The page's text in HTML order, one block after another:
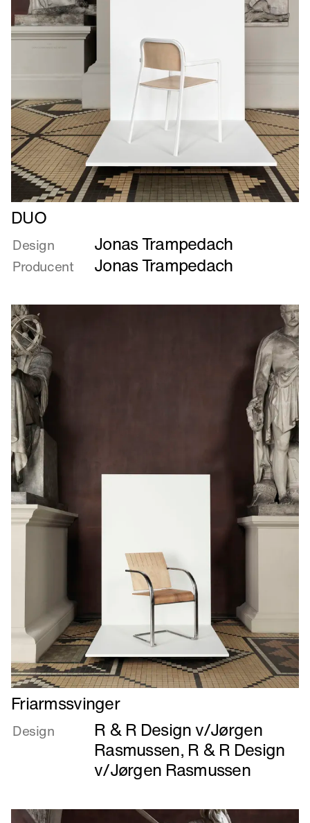
Læs
mere
om
DUO
DUO
Design Jonas Trampedach
Producent Jonas Trampedach
Læs
mere
om
Friarmssvinger
Design
R & R Design v/Jørgen
Rasmussen, R & R Design
v/Jørgen Rasmussen